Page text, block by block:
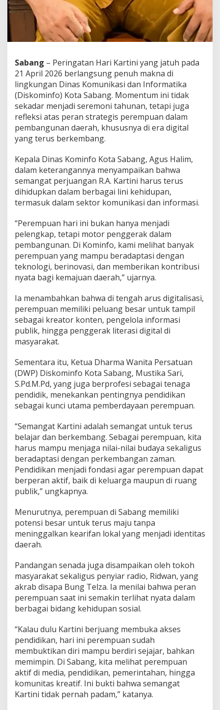
n
B
e
r
k
r
y
a
D
a
e
r
a
h
a
j
u
Sabang – Peringatan Hari Kartini yang jatuh pada
21 April 2026 berlangsung penuh makna di
lingkungan Dinas Komunikasi dan Informatika
(Diskominfo) Kota Sabang. Momentum ini tidak
sekadar menjadi seremoni tahunan, tetapi juga
refleksi atas peran strategis perempuan dalam
pembangunan daerah, khususnya di era digital
yang terus berkembang.
Kepala Dinas Kominfo Kota Sabang, Agus Halim,
dalam keterangannya menyampaikan bahwa
semangat perjuangan R.A. Kartini harus terus
dihidupkan dalam berbagai lini kehidupan,
termasuk dalam sektor komunikasi dan informasi.
“Perempuan hari ini bukan hanya menjadi
pelengkap, tetapi motor penggerak dalam
pembangunan. Di Kominfo, kami melihat banyak
perempuan yang mampu beradaptasi dengan
teknologi, berinovasi, dan memberikan kontribusi
nyata bagi kemajuan daerah,” ujarnya.
Ia menambahkan bahwa di tengah arus digitalisasi,
perempuan memiliki peluang besar untuk tampil
sebagai kreator konten, pengelola informasi
publik, hingga penggerak literasi digital di
masyarakat.
Sementara itu, Ketua Dharma Wanita Persatuan
(DWP) Diskominfo Kota Sabang, Mustika Sari,
S.Pd.M.Pd, yang juga berprofesi sebagai tenaga
pendidik, menekankan pentingnya pendidikan
sebagai kunci utama pemberdayaan perempuan.
“Semangat Kartini adalah semangat untuk terus
belajar dan berkembang. Sebagai perempuan, kita
harus mampu menjaga nilai-nilai budaya sekaligus
beradaptasi dengan perkembangan zaman.
Pendidikan menjadi fondasi agar perempuan dapat
berperan aktif, baik di keluarga maupun di ruang
publik,” ungkapnya.
Menurutnya, perempuan di Sabang memiliki
potensi besar untuk terus maju tanpa
meninggalkan kearifan lokal yang menjadi identitas
daerah.
Pandangan senada juga disampaikan oleh tokoh
masyarakat sekaligus penyiar radio, Ridwan, yang
akrab disapa Bung Telza. Ia menilai bahwa peran
perempuan saat ini semakin terlihat nyata dalam
berbagai bidang kehidupan sosial.
“Kalau dulu Kartini berjuang membuka akses
pendidikan, hari ini perempuan sudah
membuktikan diri mampu berdiri sejajar, bahkan
memimpin. Di Sabang, kita melihat perempuan
aktif di media, pendidikan, pemerintahan, hingga
komunitas kreatif. Ini bukti bahwa semangat
Kartini tidak pernah padam,” katanya.